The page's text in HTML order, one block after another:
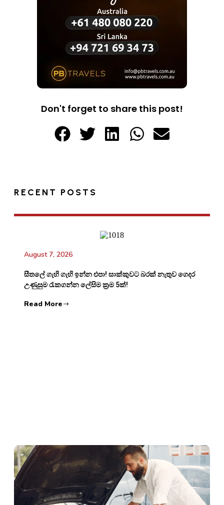
Don't forget to share this post!
RECENT POSTS
August 7, 2026
සීතලේ ගැහි ගැහි ඉන්න එපා! සාක්කුවට බරක් නැතුව ගෙදර
උණුසුම රැකගන්න ලේසිම ක්‍රම 5ක්!
Read More